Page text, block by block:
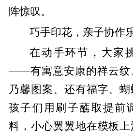
阵惊叹。
巧手印花，亲子协作
在动手环节，大家
——有寓意安康的祥云纹
乃馨图案、还有福字、蝴
孩子们用刷子蘸取提前
料，小心翼翼地在模板